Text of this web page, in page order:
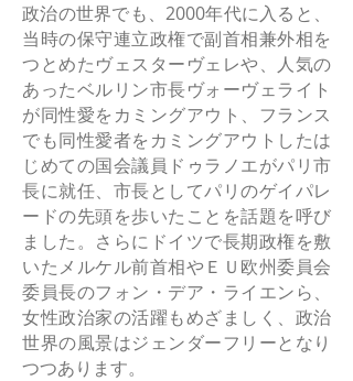
政治の世界でも、2000年代に入ると、
当時の保守連立政権で副首相兼外相を
つとめたヴェスターヴェレや、人気の
あったベルリン市長ヴォーヴェライト
が同性愛をカミングアウト、フランス
でも同性愛者をカミングアウトしたは
じめての国会議員ドゥラノエがパリ市
長に就任、市長としてパリのゲイパレ
ードの先頭を歩いたことを話題を呼び
ました。さらにドイツで長期政権を敷
いたメルケル前首相やＥＵ欧州委員会
委員長のフォン・デア・ライエンら、
女性政治家の活躍もめざましく、政治
世界の風景はジェンダーフリーとなり
つつあります。